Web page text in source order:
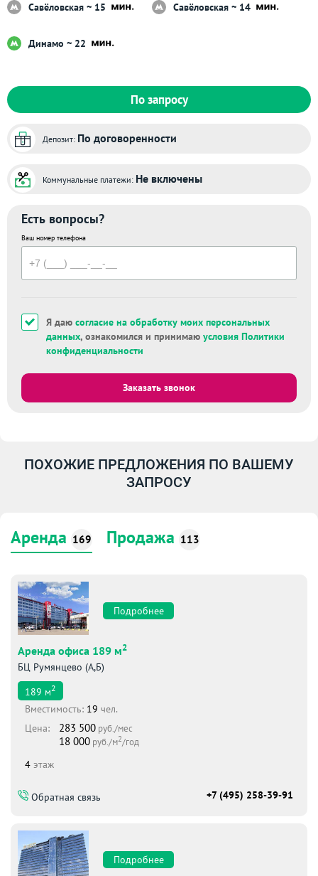
Савёловская ~ 15 Савёловская ~ 14
Динамо ~ 22
По запросу
Депозит: По договоренности
Коммунальные платежи: Не включены
Есть вопросы?
Ваш номер телефона
Я даю согласие на обработку моих персональных
данных, ознакомился и принимаю условия Политики
конфиденциальности
Заказать звонок
ПОХОЖИЕ ПРЕДЛОЖЕНИЯ ПО ВАШЕМУ
ЗАПРОСУ
Аренда 169 Продажа 113
Подробнее
Аренда офиса 189 м2
БЦ Румянцево (А,Б)
189 м2
Вместимоcть: 19 чел.
Цена:
283 500 руб./мес
18 000 руб./м2/год
4 этаж
Обратная связь +7 (495) 258-39-91
Подробнее